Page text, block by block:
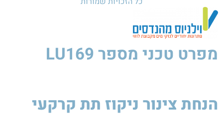
מפרט טכני מספר LU169
הנחת צינור ניקוז תת קרקעי